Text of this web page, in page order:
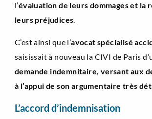
l’évaluation de leurs dommages et la
leurs préjudices.
C’est ainsi que l’avocat spécialisé
saisissait à nouveau la CIVI de Paris
demande indemnitaire, versant aux
à l’appui de son argumentaire très
L’accord d’indemnisation